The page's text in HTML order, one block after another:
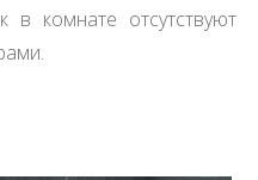
в комнате отсутствуют